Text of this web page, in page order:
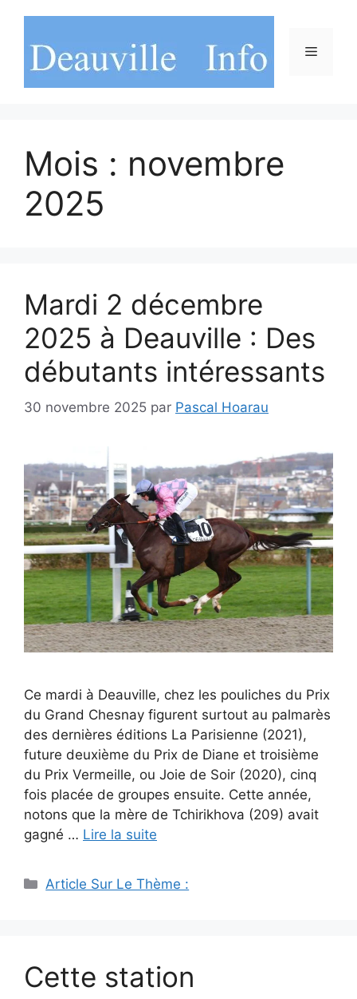
contenu
Menu
Mois : novembre
2025
Mardi 2 décembre
2025 à Deauville : Des
débutants intéressants
30 novembre 2025 par Pascal Hoarau
Ce mardi à Deauville, chez les pouliches du Prix
du Grand Chesnay figurent surtout au palmarès
des dernières éditions La Parisienne (2021),
future deuxième du Prix de Diane et troisième
du Prix Vermeille, ou Joie de Soir (2020), cinq
fois placée de groupes ensuite. Cette année,
notons que la mère de Tchirikhova (209) avait
gagné … Lire la suite
Catégories
Article Sur Le Thème :
Cette station